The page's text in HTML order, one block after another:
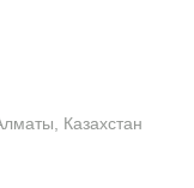
Казахстан